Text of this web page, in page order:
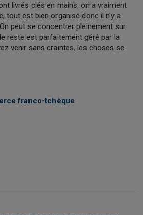
livrés clés en mains, on a vraiment
tout est bien organisé donc il n’y a
peut se concentrer pleinement sur
reste est parfaitement géré par la
venir sans craintes, les choses se
franco-tchèque